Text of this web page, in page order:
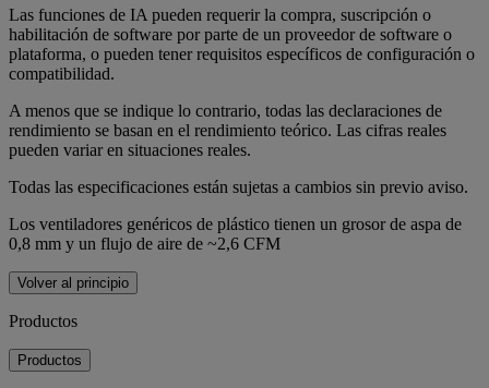
Las funciones de IA pueden requerir la compra, suscripción o
habilitación de software por parte de un proveedor de software o
plataforma, o pueden tener requisitos específicos de configuración o
compatibilidad.
A menos que se indique lo contrario, todas las declaraciones de
rendimiento se basan en el rendimiento teórico. Las cifras reales
pueden variar en situaciones reales.
Todas las especificaciones están sujetas a cambios sin previo aviso.
Los ventiladores genéricos de plástico tienen un grosor de aspa de
0,8 mm y un flujo de aire de ~2,6 CFM
Volver al principio
Productos
Productos